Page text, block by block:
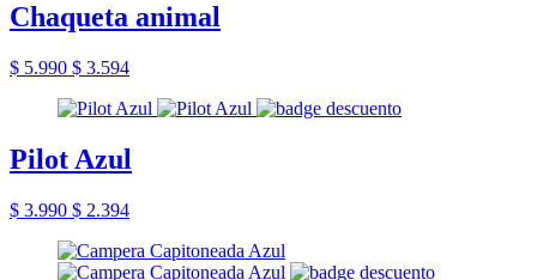
Chaqueta animal
$ 5.990 $ 3.594
Pilot Azul
$ 3.990 $ 2.394